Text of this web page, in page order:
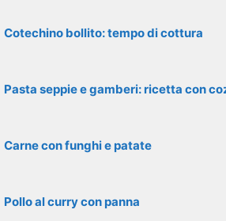
Cotechino bollito: tempo di cottura
Pasta seppie e gamberi: ricetta con
Carne con funghi e patate
Pollo al curry con panna